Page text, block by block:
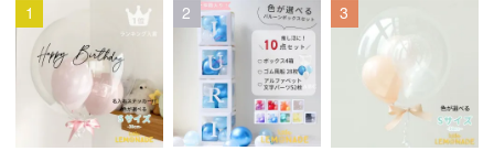
1 2 3